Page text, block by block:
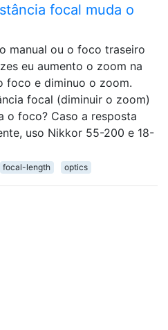
focal muda o
manual ou o foco traseiro
eu aumento o zoom na
foco e diminuo o zoom.
focal (diminuir o zoom)
o foco? Caso a resposta
uso Nikkor 55-200 e 18-
focal-length optics